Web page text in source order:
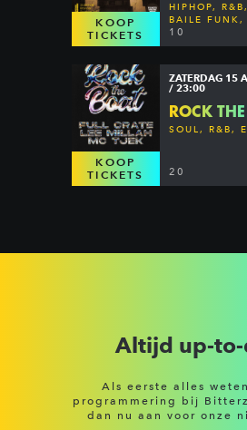
KOOP
TICKETS
HIPHOP,
BAILE FUNK,
DANCEHALL
10
KOOP
TICKETS
ZATERDAG 15
/ 23:00
ROCK
SOUL, R&B,
20
Altijd up-
Als eerste alles
programmering bij
dan nu aan voor onze